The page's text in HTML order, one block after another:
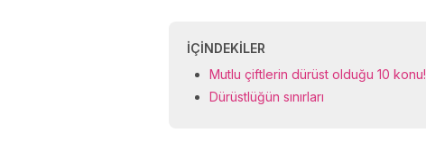
İÇINDEKILER
Mutlu çiftlerin dürüst olduğu 10 konu!
Dürüstlüğün sınırları